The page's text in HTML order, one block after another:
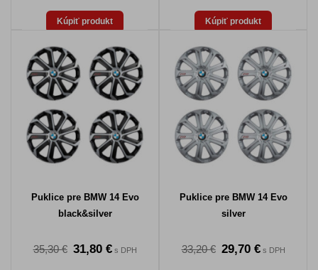
Kúpiť produkt Kúpiť produkt
Puklice pre BMW 14 Evo
black&silver
35,30 € 31,80 €s DPH
Puklice pre BMW 14 Evo
silver
33,20 € 29,70 €s DPH